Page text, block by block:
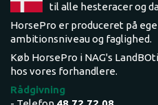
til alle hesteracer og
HorsePro er produceret på
ambitionsniveau og faglighed.
Køb HorsePro i NAG's
hos vores forhandlere.
Rådgivning